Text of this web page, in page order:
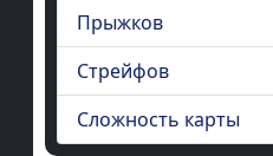
Прыжков
Стрейфов
Сложность карты